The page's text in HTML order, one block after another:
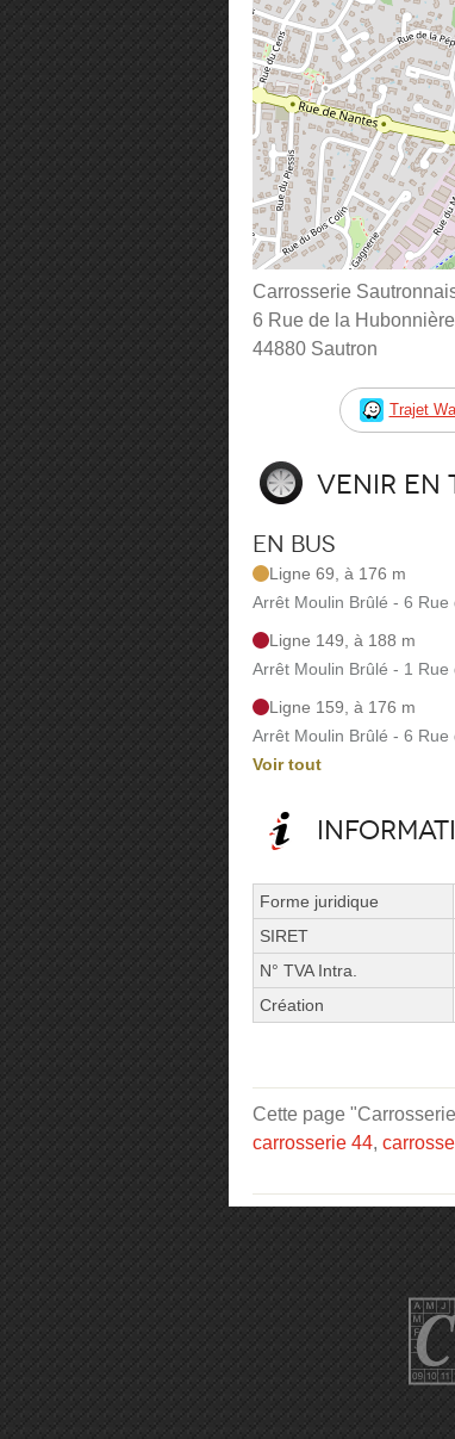
Carrosserie
6 Rue de la Hubonnière
44880 Sautron
Trajet
Venir en
En bus
Ligne 69, à 176 m
Arrêt Moulin Brûlé - 6 Rue
Ligne 149, à 188 m
Arrêt Moulin Brûlé - 1 Rue
Ligne 159, à 176 m
Arrêt Moulin Brûlé - 6 Rue
Voir tout
Forme juridique
SIRET
N° TVA Intra.
Création
Cette page
carrosserie 44,